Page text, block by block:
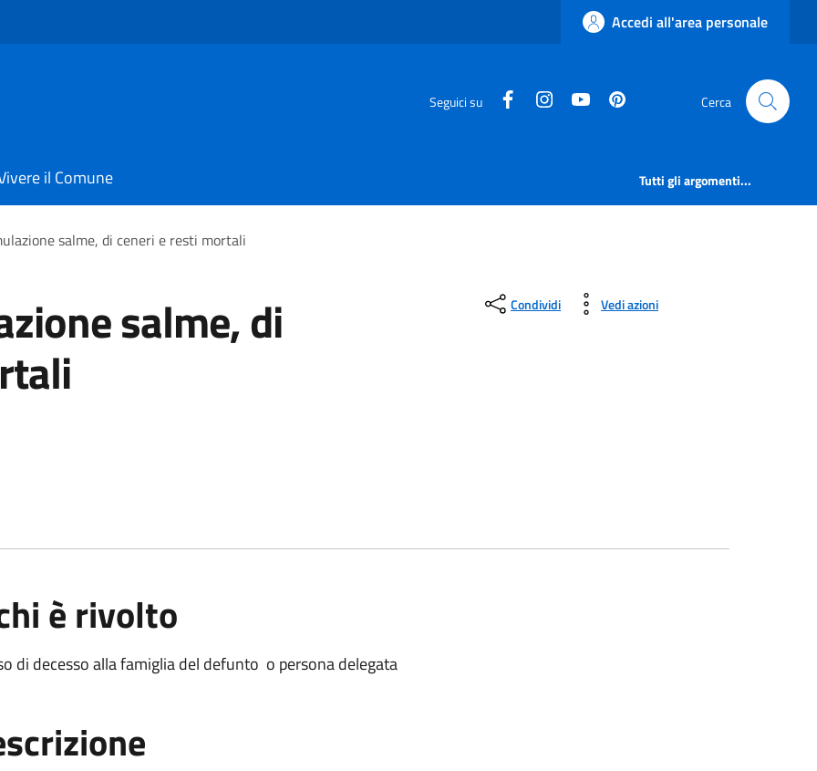
Accedi all'area personale
Seguici su facebookinstagramcanale youtube Cerca
il Comune Tutti gli argomenti...
salme, di ceneri e resti mortali
salme, di Condividi Vedi azioni
è rivolto
di decesso alla famiglia del defunto o persona delegata